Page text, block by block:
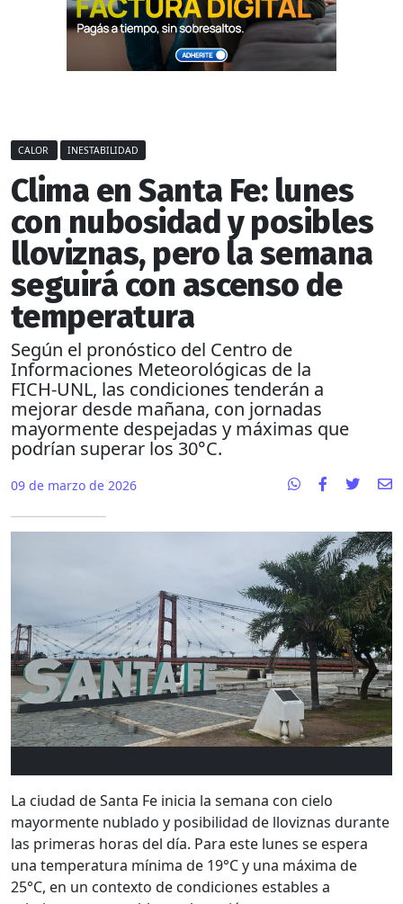
CALOR INESTABILIDAD
Clima en Santa Fe: lunes
con nubosidad y posibles
lloviznas, pero la semana
seguirá con ascenso de
temperatura
Según el pronóstico del Centro de
Informaciones Meteorológicas de la
FICH‑UNL, las condiciones tenderán a
mejorar desde mañana, con jornadas
mayormente despejadas y máximas que
podrían superar los 30°C.
09 de marzo de 2026
La ciudad deSanta Fe inicia la semana con cielo
mayormente nublado y posibilidad de lloviznas durante
las primeras horas del día. Para este lunes se espera
una temperatura mínima de 19°C y una máxima de
25°C, en un contexto de condiciones estables a